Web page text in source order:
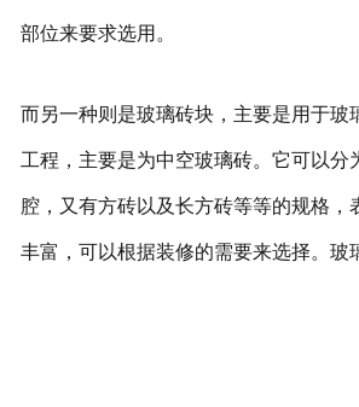
部位来要求选用。
而另一种则是玻璃砖块，主要是用于玻
工程，主要是为中空玻璃砖。它可以分
腔，又有方砖以及长方砖等等的规格，
丰富，可以根据装修的需要来选择。玻